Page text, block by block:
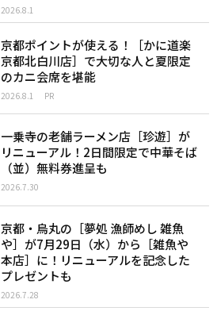
2026.8.1
京都ポイントが使える！［かに道楽
京都北白川店］で大切な人と夏限定
のカニ会席を堪能
2026.8.1 PR
一乗寺の老舗ラーメン店［珍遊］が
リニューアル！2日間限定で中華そば
（並）無料券進呈も
2026.7.30
京都・烏丸の［夢処 漁師めし 雑魚
や］が7月29日（水）から［雑魚や
本店］に！リニューアルを記念した
プレゼントも
2026.7.28